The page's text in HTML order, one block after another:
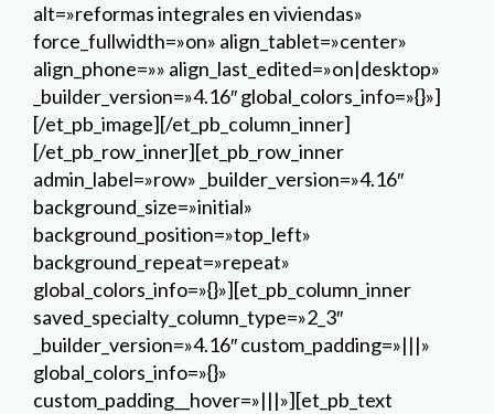
alt=»reformas integrales en viviendas»
force_fullwidth=»on» align_tablet=»center»
align_phone=»» align_last_edited=»on|desktop»
_builder_version=»4.16″ global_colors_info=»{}»]
[/et_pb_image][/et_pb_column_inner]
[/et_pb_row_inner][et_pb_row_inner
admin_label=»row» _builder_version=»4.16″
background_size=»initial»
background_position=»top_left»
background_repeat=»repeat»
global_colors_info=»{}»][et_pb_column_inner
saved_specialty_column_type=»2_3″
_builder_version=»4.16″ custom_padding=»|||»
global_colors_info=»{}»
custom_padding__hover=»|||»][et_pb_text